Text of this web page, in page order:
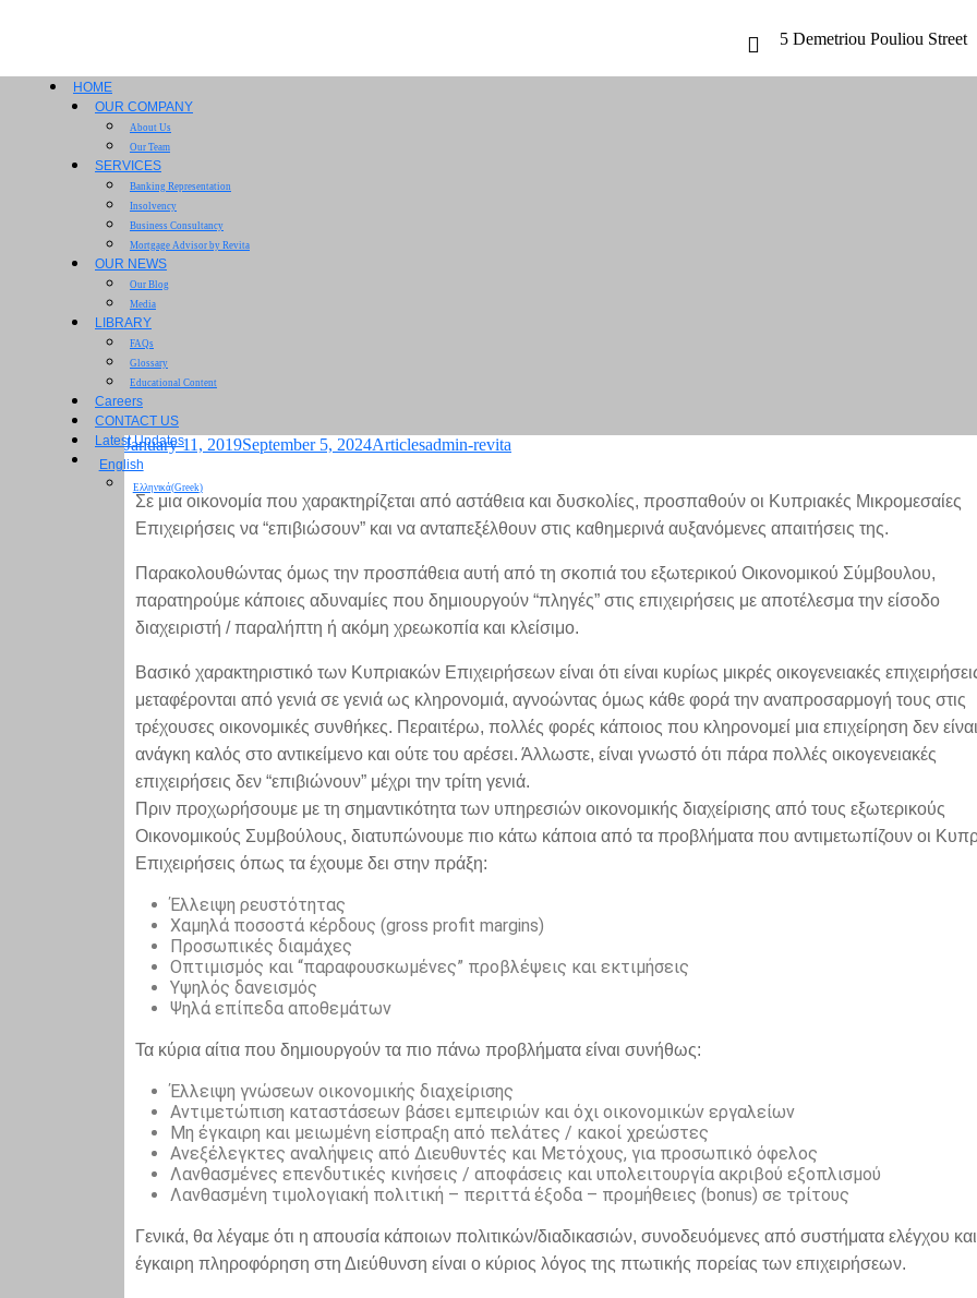
5 Demetriou Pouliou Street
HOME
OUR COMPANY
About Us
Our Team
SERVICES
Banking Representation
Insolvency
Business Consultancy
Mortgage Advisor by Revita
OUR NEWS
Our Blog
Media
LIBRARY
FAQs
Glossary
Educational Content
Careers
CONTACT US
Latest Updates
English
Ελληνικά(Greek)
Η συνδρομή του εξωτερικού Οικονομικού
Κυπριακές Μικρομεσαίες Επιχειρήσεις
>Blog Classic
January 11, 2019September 5, 2024Articlesadmin-revita
Σε μια οικονομία που χαρακτηρίζεται από αστάθεια και δυσκολίες, προσπαθούν οι Κυπριακές Μικρομεσαίες
Επιχειρήσεις να “επιβιώσουν” και να ανταπεξέλθουν στις καθημερινά αυξανόμενες απαιτήσεις της.
Παρακολουθώντας όμως την προσπάθεια αυτή από τη σκοπιά του εξωτερικού Οικονομικού Σύμβουλου,
παρατηρούμε κάποιες αδυναμίες που δημιουργούν “πληγές” στις επιχειρήσεις με αποτέλεσμα την είσοδο
διαχειριστή / παραλήπτη ή ακόμη χρεωκοπία και κλείσιμο.
Βασικό χαρακτηριστικό των Κυπριακών Επιχειρήσεων είναι ότι είναι κυρίως μικρές οικογενειακές
μεταφέρονται από γενιά σε γενιά ως κληρονομιά, αγνοώντας όμως κάθε φορά την αναπροσαρμογή τους στις
τρέχουσες οικονομικές συνθήκες. Περαιτέρω, πολλές φορές κάποιος που κληρονομεί μια επιχείρηση δεν είναι
ανάγκη καλός στο αντικείμενο και ούτε του αρέσει. Άλλωστε, είναι γνωστό ότι πάρα πολλές οικογενειακές
επιχειρήσεις δεν “επιβιώνουν” μέχρι την τρίτη γενιά.
Πριν προχωρήσουμε με τη σημαντικότητα των υπηρεσιών οικονομικής διαχείρισης από τους εξωτερικούς
Οικονομικούς Συμβούλους, διατυπώνουμε πιο κάτω κάποια από τα προβλήματα που αντιμετωπίζουν οι
Επιχειρήσεις όπως τα έχουμε δει στην πράξη:
Έλλειψη ρευστότητας
Χαμηλά ποσοστά κέρδους (gross profit margins)
Προσωπικές διαμάχες
Οπτιμισμός και “παραφουσκωμένες” προβλέψεις και εκτιμήσεις
Υψηλός δανεισμός
Ψηλά επίπεδα αποθεμάτων
Τα κύρια αίτια που δημιουργούν τα πιο πάνω προβλήματα είναι συνήθως:
Έλλειψη γνώσεων οικονομικής διαχείρισης
Αντιμετώπιση καταστάσεων βάσει εμπειριών και όχι οικονομικών εργαλείων
Μη έγκαιρη και μειωμένη είσπραξη από πελάτες / κακοί χρεώστες
Ανεξέλεγκτες αναλήψεις από Διευθυντές και Μετόχους, για προσωπικό όφελος
Λανθασμένες επενδυτικές κινήσεις / αποφάσεις και υπολειτουργία ακριβού εξοπλισμού
Λανθασμένη τιμολογιακή πολιτική – περιττά έξοδα – προμήθειες (bonus) σε τρίτους
Γενικά, θα λέγαμε ότι η απουσία κάποιων πολιτικών/διαδικασιών, συνοδευόμενες από συστήματα ελέγχου και
έγκαιρη πληροφόρηση στη Διεύθυνση είναι ο κύριος λόγος της πτωτικής πορείας των επιχειρήσεων.